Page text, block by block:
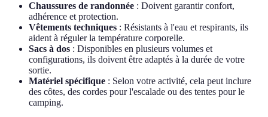
Chaussures de randonnée : Doivent garantir confort,
adhérence et protection.
Vêtements techniques : Résistants à l'eau et respirants, ils
aident à réguler la température corporelle.
Sacs à dos : Disponibles en plusieurs volumes et
configurations, ils doivent être adaptés à la durée de votre
sortie.
Matériel spécifique : Selon votre activité, cela peut inclure
des côtes, des cordes pour l'escalade ou des tentes pour le
camping.